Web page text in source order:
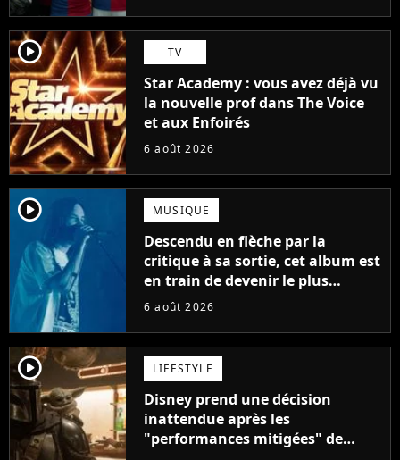
player2 TV
Star Academy : vous avez déjà vu
la nouvelle prof dans The Voice
et aux Enfoirés
6 août 2026
player2 MUSIQUE
Descendu en flèche par la
critique à sa sortie, cet album est
en train de devenir le plus
populaire de son auteur
6 août 2026
player2 LIFESTYLE
Disney prend une décision
inattendue après les
"performances mitigées" de